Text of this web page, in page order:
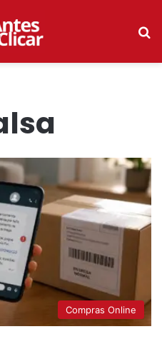
Compras Online